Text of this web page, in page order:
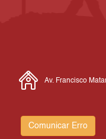
Av. Francisco
Comunicar Erro